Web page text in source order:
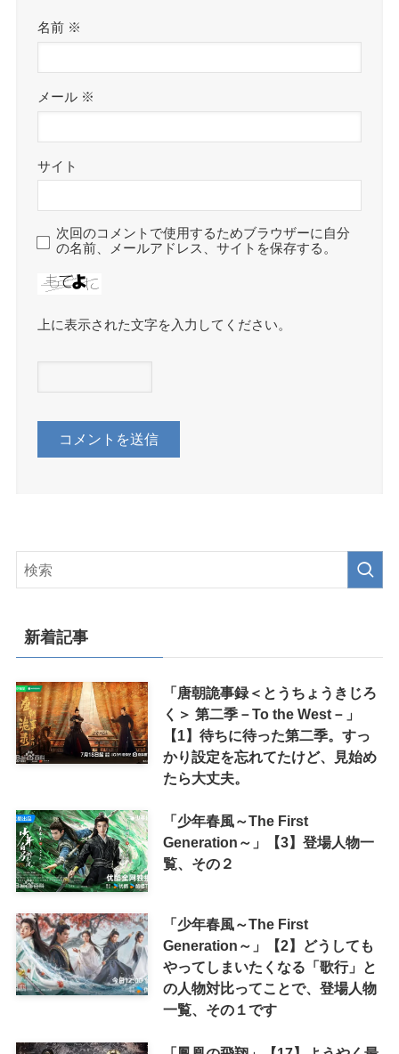
名前 ※
メール ※
サイト
次回のコメントで使用するためブラウザーに自分
の名前、メールアドレス、サイトを保存する。
上に表示された文字を入力してください。
新着記事
「唐朝詭事録＜とうちょうきじろ
く＞ 第二季－To the West－」
【1】待ちに待った第二季。すっ
かり設定を忘れてたけど、見始め
たら大丈夫。
「少年春風～The First
Generation～」【3】登場人物一
覧、その２
「少年春風～The First
Generation～」【2】どうしても
やってしまいたくなる「歌行」と
の人物対比ってことで、登場人物
一覧、その１です